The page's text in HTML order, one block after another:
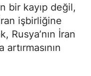
bir kayıp değil,
işbirliğine
Rusya’nın İran